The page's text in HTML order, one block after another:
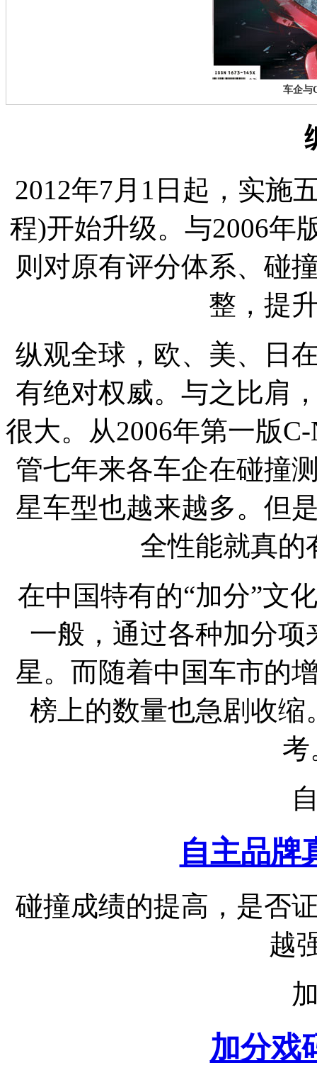
车企与
2012年7月1日起，实施
程)开始升级。与2006年
则对原有评分体系、碰
整，提
纵观全球，欧、美、日
有绝对权威。与之比肩
很大。从2006年第一版
管七年来各车企在碰撞
星车型也越来越多。但
全性能就真的
在中国特有的“加分”文
一般，通过各种加分
星。而随着中国车市的
榜上的数量也急剧收
自主品牌
碰撞成绩的提高，是否
越
加分戏